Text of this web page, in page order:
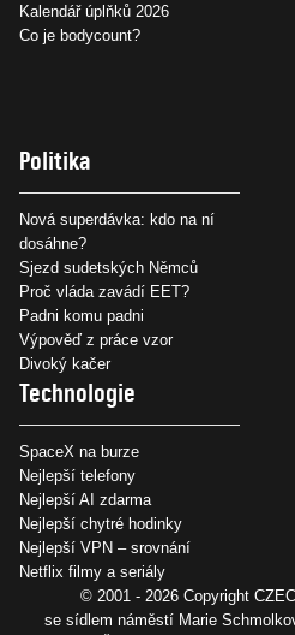
Kalendář úplňků 2026
Co je bodycount?
Politika
Nová superdávka: kdo na ní
dosáhne?
Sjezd sudetských Němců
Proč vláda zavádí EET?
Padni komu padni
Výpověď z práce vzor
Divoký kačer
Technologie
SpaceX na burze
Nejlepší telefony
Nejlepší AI zdarma
Nejlepší chytré hodinky
Nejlepší VPN – srovnání
Netflix filmy a seriály
© 2001 - 2026 Copyright
se sídlem náměstí Marie